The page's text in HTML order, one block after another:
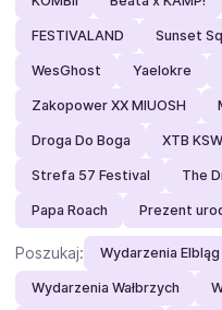
FESTIVALAND Sunset
WesGhost Yaelokre
Zakopower XX MIUOSH
Droga Do Boga XTB
Strefa 57 Festival The
Papa Roach Prezent
Poszukaj: Wydarzenia Elbląg
Wydarzenia Wałbrzych